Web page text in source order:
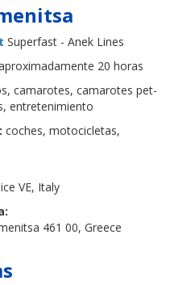
Superfast - Anek Lines
20 horas
camarotes, camarotes pet-
entretenimiento
coches, motocicletas,
VE, Italy
461 00, Greece